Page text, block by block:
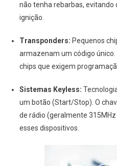
não tenha rebarbas,
ignição.
Transponders: Pequenos
armazenam um código único.
chips que exigem
Sistemas Keyless:
um botão (Start/Stop). O
de rádio (geralmente
esses dispositivos.